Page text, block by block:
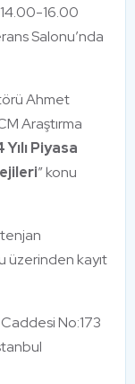
14.00-16.00
Salonu’nda
Ahmet
Araştırma
Piyasa
” konu
üzerinden kayıt
No:173